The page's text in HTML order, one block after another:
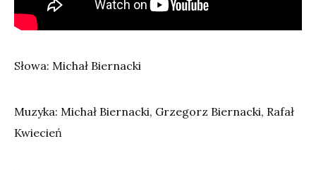
Słowa: Michał Biernacki
Muzyka: Michał Biernacki, Grzegorz Biernacki, Rafał
Kwiecień